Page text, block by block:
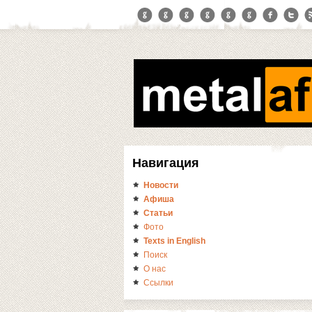
Навигация
Новости
Афиша
Статьи
Фото
Texts in English
Поиск
О нас
Ссылки